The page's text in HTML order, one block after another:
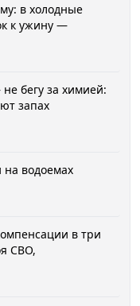
в холодные
к ужину —
бегу за химией:
запах
на водоемах
в три
СВО,